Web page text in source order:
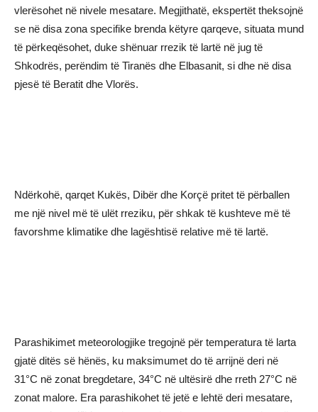
vlerësohet në nivele mesatare. Megjithatë, ekspertët theksojnë
se në disa zona specifike brenda këtyre qarqeve, situata mund
të përkeqësohet, duke shënuar rrezik të lartë në jug të
Shkodrës, perëndim të Tiranës dhe Elbasanit, si dhe në disa
pjesë të Beratit dhe Vlorës.
Ndërkohë, qarqet Kukës, Dibër dhe Korçë pritet të përballen
me një nivel më të ulët rreziku, për shkak të kushteve më të
favorshme klimatike dhe lagështisë relative më të lartë.
Parashikimet meteorologjike tregojnë për temperatura të larta
gjatë ditës së hënës, ku maksimumet do të arrijnë deri në
31°C në zonat bregdetare, 34°C në ultësirë dhe rreth 27°C në
zonat malore. Era parashikohet të jetë e lehtë deri mesatare,